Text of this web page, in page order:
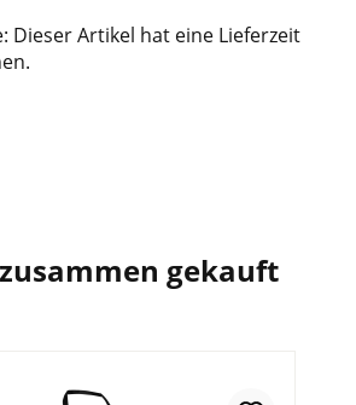
Dieser Artikel hat eine Lieferzeit
gekauft